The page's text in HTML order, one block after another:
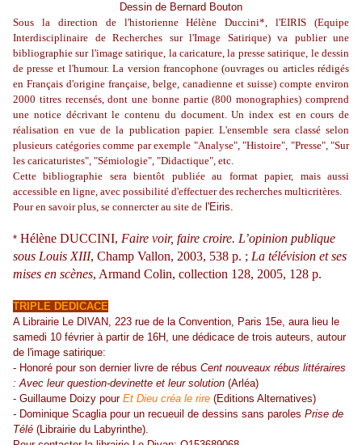
Dessin de Bernard Bouton
Sous la direction de l'historienne Hélène Duccini*, l'EIRIS (Equipe
Interdisciplinaire de Recherches sur l'Image Satirique) va publier une
bibliographie sur l'image satirique, la caricature, la presse satirique, le dessin
de presse et l'humour. La version francophone (ouvrages ou articles rédigés
en Français d'origine française, belge, canadienne et suisse) compte environ
2000 titres recensés, dont une bonne partie (800 monographies) comprend
une notice décrivant le contenu du document. Un index est en cours de
réalisation en vue de la publication papier. L'ensemble sera classé selon
plusieurs catégories comme par exemple "Analyse", "Histoire", "Presse", "Sur
les caricaturistes", "Sémiologie", "Didactique", etc.
Cette bibliographie sera bientôt publiée au format papier, mais aussi
accessible en ligne, avec possibilité d'effectuer des recherches multicritères.
Pour en savoir plus, se connercter au site de l'Eiris.
* Hélène DUCCINI, Faire voir, faire croire. L’opinion publique
sous Louis XIII, Champ Vallon, 2003, 538 p. ; La télévision et ses
mises en scènes, Armand Colin, collection 128, 2005, 128 p.
TRIPLE DEDICACE
A Librairie Le DIVAN, 223 rue de la Convention, Paris 15e, aura lieu le
samedi 10 février à partir de 16H, une dédicace de trois auteurs, autour
de l'image satirique:
- Honoré pour son dernier livre de rébus Cent nouveaux rébus littéraires
: Avec leur question-devinette et leur solution (Arléa)
- Guillaume Doizy pour Et Dieu créa le rire (Editions Alternatives)
- Dominique Scaglia pour un recueuil de dessins sans paroles Prise de
Télé (Librairie du Labyrinthe).